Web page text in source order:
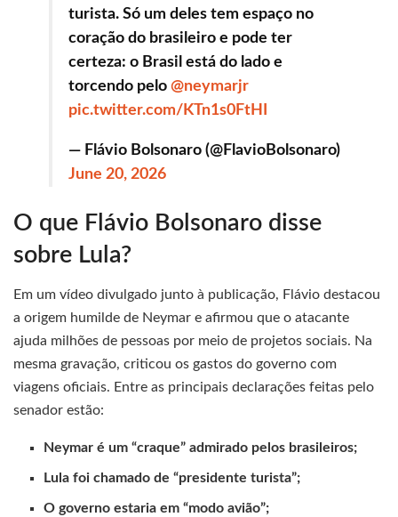
turista. Só um deles tem espaço no
coração do brasileiro e pode ter
certeza: o Brasil está do lado e
torcendo pelo @neymarjr
pic.twitter.com/KTn1s0FtHI
— Flávio Bolsonaro (@FlavioBolsonaro)
June 20, 2026
O que Flávio Bolsonaro disse
sobre Lula?
Em um vídeo divulgado junto à publicação, Flávio destacou
a origem humilde de Neymar e afirmou que o atacante
ajuda milhões de pessoas por meio de projetos sociais. Na
mesma gravação, criticou os gastos do governo com
viagens oficiais. Entre as principais declarações feitas pelo
senador estão:
Neymar é um “craque” admirado pelos brasileiros;
Lula foi chamado de “presidente turista”;
O governo estaria em “modo avião”;